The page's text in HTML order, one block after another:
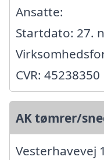
Ansatte:
Startdato: 27.
CVR: 45238350
AK tømrer/
Vesterhavevej